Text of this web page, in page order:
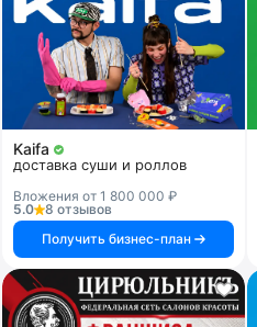
Kaifa
доставка суши и роллов
Вложения от 1 800 000 ₽
5.0
8 отзывов
Получить бизнес-план